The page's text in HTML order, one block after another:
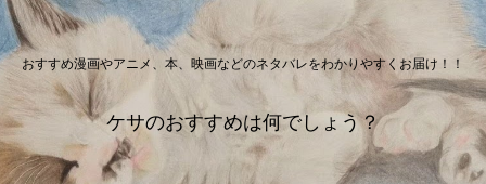
おすすめ漫画やアニメ、本、映画などのネタバレをわかりやすくお届け！！
ケサのおすすめは何でしょう？